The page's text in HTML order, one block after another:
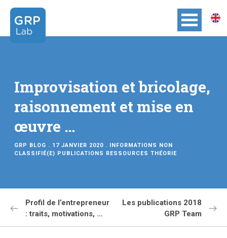
Improvisation et bricolage,
raisonnement et mise en
œuvre …
GRP BLOG . 17 JANVIER 2020 . INFORMATIONS NON
CLASSIFIÉ(E) PUBLICATIONS RESSOURCES THÉORIE
Profil de l’entrepreneur
: traits, motivations, …
Les publications 2018
GRP Team